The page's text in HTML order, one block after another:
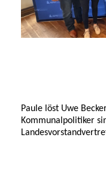
Paule löst Uwe
Kommunalpolitiker